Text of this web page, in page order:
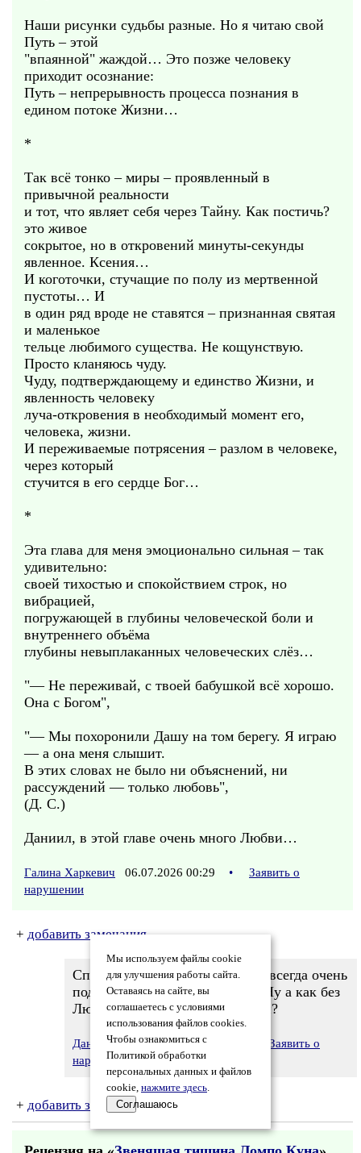
Наши рисунки судьбы разные. Но я читаю свой
Путь – этой
"впаянной" жаждой… Это позже человеку
приходит осознание:
Путь – непрерывность процесса познания в
едином потоке Жизни…
*
Так всё тонко – миры – проявленный в
привычной реальности
и тот, что являет себя через Тайну. Как постичь?
это живое
сокрытое, но в откровений минуты-секунды
явленное. Ксения…
И коготочки, стучащие по полу из мертвенной
пустоты… И
в один ряд вроде не ставятся – признанная святая
и маленькое
тельце любимого существа. Не кощунствую.
Просто кланяюсь чуду.
Чуду, подтверждающему и единство Жизни, и
явленность человеку
луча-откровения в необходимый момент его,
человека, жизни.
И переживаемые потрясения – разлом в человеке,
через который
стучится в его сердце Бог…
*
Эта глава для меня эмоционально сильная – так
удивительно:
своей тихостью и спокойствием строк, но
вибрацией,
погружающей в глубины человеческой боли и
внутреннего объёма
глубины невыплаканных человеческих слёз…
"— Не переживай, с твоей бабушкой всё хорошо.
Она с Богом",
"— Мы похоронили Дашу на том берегу. Я играю
— а она меня слышит.
В этих словах не было ни объяснений, ни
рассуждений — только любовь",
(Д. С.)
Даниил, в этой главе очень много Любви…
Галина Харкевич 06.07.2026 00:29 •
Заявить о
нарушении
+ добавить замечания
Спасибо, еще раз, Галина. Как всегда очень
подробный и глубокий отзыв. Ну а как без
Любви? Что мы есть без Любви?
Даниил Светлов06.07.2026 09:14
Заявить о
нарушении
+ добавить замечания
Мы используем файлы cookie
для улучшения работы сайта.
Оставаясь на сайте, вы
соглашаетесь с условиями
использования файлов cookies.
Чтобы ознакомиться с
Политикой обработки
персональных данных и файлов
cookie, нажмите здесь.
Соглашаюсь